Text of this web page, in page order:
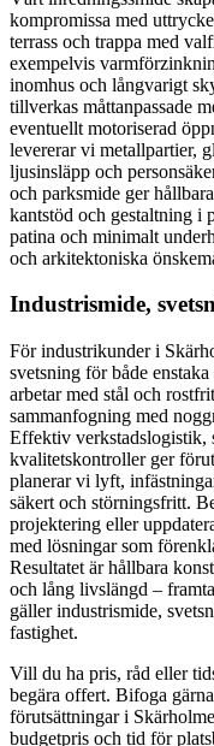
kompromissa med
terrass och trappa med
exempelvis
inomhus och långvarigt
tillverkas måttanpassade
eventuellt motoriserad
levererar vi metallpartier,
ljusinsläpp och
och parksmide ger
kantstöd och gestaltning i
patina och minimalt
och arkitektoniska
Industrismide,
För industrikunder i
svetsning för både
arbetar med stål och
sammanfogning med
Effektiv verkstadslogistik,
kvalitetskontroller ger
planerar vi lyft,
säkert och störningsfritt.
projektering eller
med lösningar som
Resultatet är hållbara
och lång livslängd –
gäller industrismide,
fastighet.
Vill du ha pris, råd eller
begära offert. Bifoga
förutsättningar i
budgetpris och tid för